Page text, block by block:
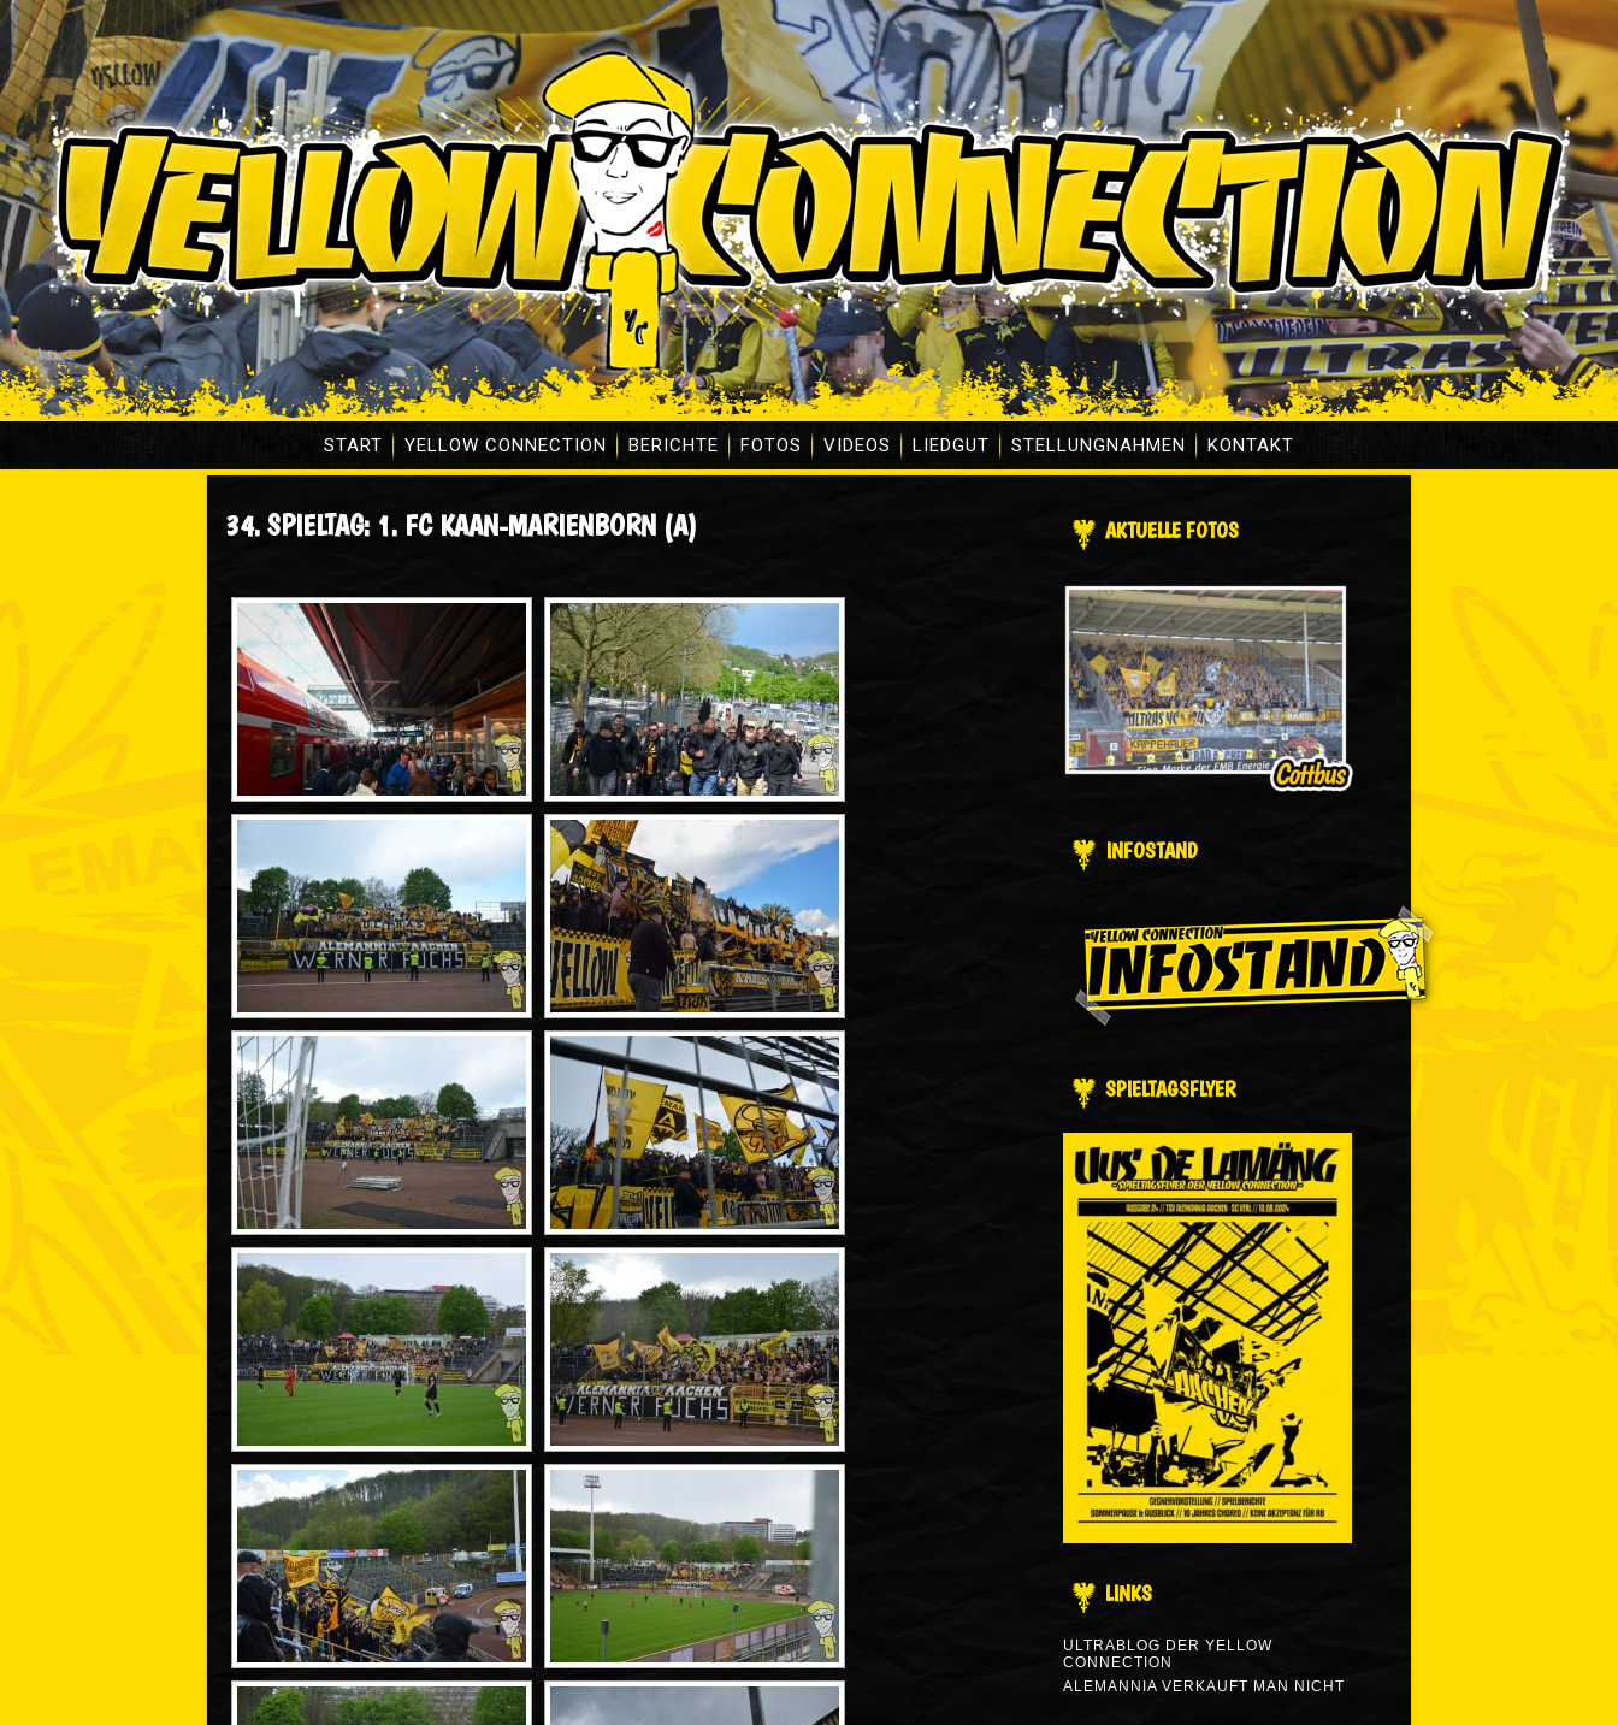
START YELLOW CONNECTION BERICHTE FOTOS VIDEOS LIEDGUT STELLUNGNAHMEN KONTAKT
34. SPIELTAG: 1. FC KAAN-MARIENBORN (A) AKTUELLE FOTOS
INFOSTAND
SPIELTAGSFLYER
LINKS
ULTRABLOG DER YELLOW
CONNECTION
ALEMANNIA VERKAUFT MAN NICHT